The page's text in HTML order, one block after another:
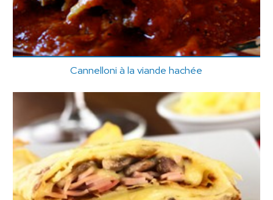
Cannelloni à la viande hachée